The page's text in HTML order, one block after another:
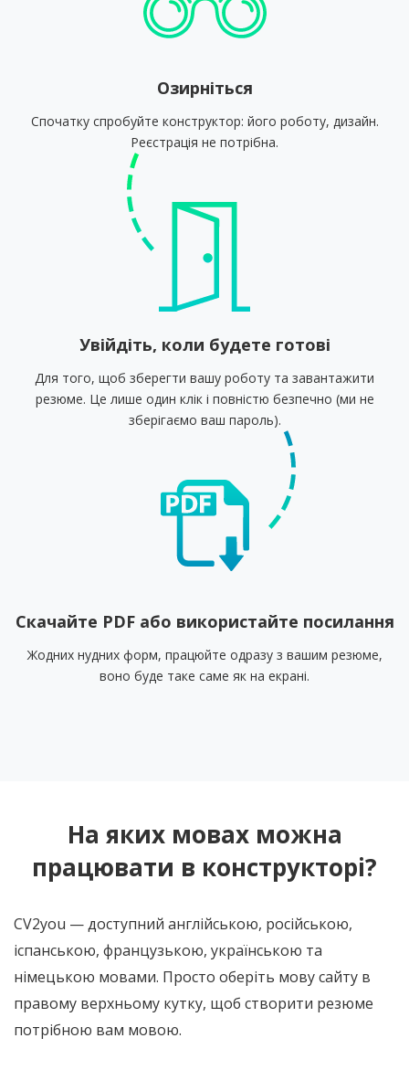
Озирніться
Спочатку спробуйте конструктор: його роботу, дизайн.
Реєстрація не потрібна.
Увійдіть, коли будете готові
Для того, щоб зберегти вашу роботу та завантажити
резюме. Це лише один клік і повністю безпечно (ми не
зберігаємо ваш пароль).
Скачайте PDF або використайте посилання
Жодних нудних форм, працюйте одразу з вашим резюме,
воно буде таке саме як на екрані.
На яких мовах можна
працювати в конструкторі?
CV2you — доступний англійською, російською,
іспанською, французькою, українською та
німецькою мовами. Просто оберіть мову сайту в
правому верхньому кутку, щоб створити резюме
потрібною вам мовою.